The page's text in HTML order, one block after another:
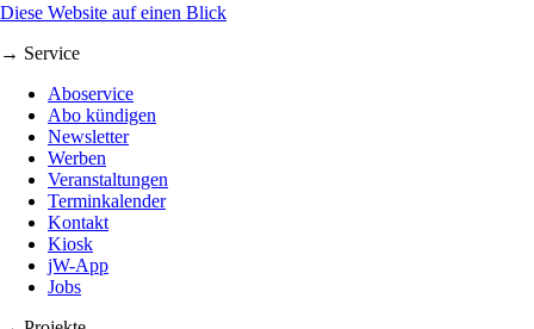
Diese Website auf einen Blick
→ Service
Aboservice
Abo kündigen
Newsletter
Werben
Veranstaltungen
Terminkalender
Kontakt
Kiosk
jW-App
Jobs